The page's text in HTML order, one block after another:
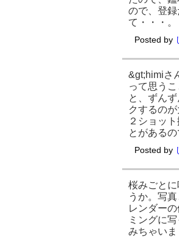
ので、登
て・・・。
Posted by
&gt;himiさ
って思う
と、ずん
クするの
２ショッ
とがある
Posted by
桜みごと
うか。写
レンダー
ミングに
みちゃい